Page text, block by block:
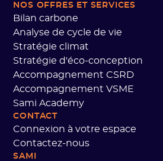
NOS OFFRES ET SERVICES
Bilan carbone
Analyse de cycle de vie
Stratégie climat
Stratégie d'éco-conception
Accompagnement CSRD
Accompagnement VSME
Sami Academy
CONTACT
Connexion à votre espace
Contactez-nous
SAMI